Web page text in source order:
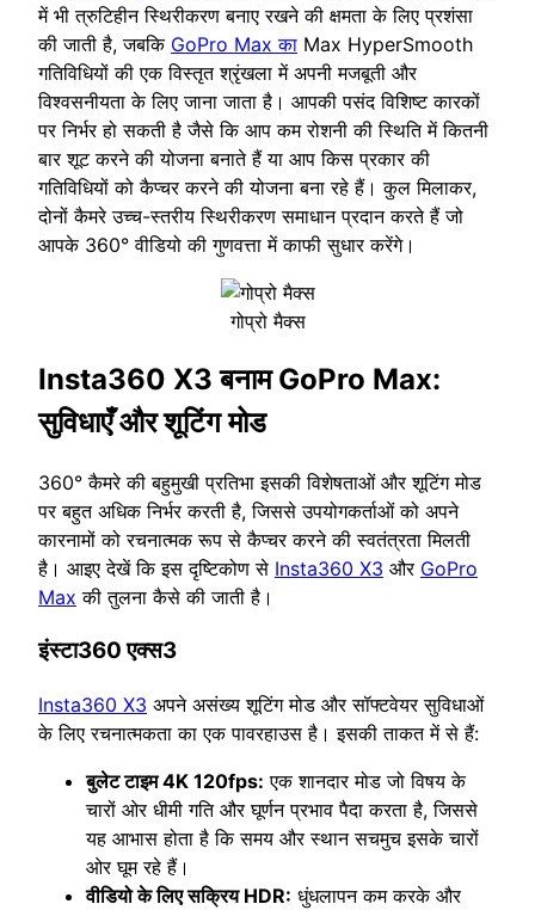
में भी त्रुटिहीन स्थिरीकरण बनाए रखने की क्षमता के लिए प्रशंसा
की जाती है, जबकि GoPro Max का Max HyperSmooth
गतिविधियों की एक विस्तृत श्रृंखला में अपनी मजबूती और
विश्वसनीयता के लिए जाना जाता है। आपकी पसंद विशिष्ट कारकों
पर निर्भर हो सकती है जैसे कि आप कम रोशनी की स्थिति में कितनी
बार शूट करने की योजना बनाते हैं या आप किस प्रकार की
गतिविधियों को कैप्चर करने की योजना बना रहे हैं। कुल मिलाकर,
दोनों कैमरे उच्च-स्तरीय स्थिरीकरण समाधान प्रदान करते हैं जो
आपके 360° वीडियो की गुणवत्ता में काफी सुधार करेंगे।
गोप्रो मैक्स
Insta360 X3 बनाम GoPro Max:
सुविधाएँ और शूटिंग मोड
360° कैमरे की बहुमुखी प्रतिभा इसकी विशेषताओं और शूटिंग मोड
पर बहुत अधिक निर्भर करती है, जिससे उपयोगकर्ताओं को अपने
कारनामों को रचनात्मक रूप से कैप्चर करने की स्वतंत्रता मिलती
है। आइए देखें कि इस दृष्टिकोण से Insta360 X3 और GoPro
Max की तुलना कैसे की जाती है।
इंस्टा360 एक्स3
Insta360 X3 अपने असंख्य शूटिंग मोड और सॉफ्टवेयर सुविधाओं
के लिए रचनात्मकता का एक पावरहाउस है। इसकी ताकत में से हैं:
बुलेट टाइम 4K 120fps: एक शानदार मोड जो विषय के
चारों ओर धीमी गति और घूर्णन प्रभाव पैदा करता है, जिससे
यह आभास होता है कि समय और स्थान सचमुच इसके चारों
ओर घूम रहे हैं।
वीडियो के लिए सक्रिय HDR: धुंधलापन कम करके और